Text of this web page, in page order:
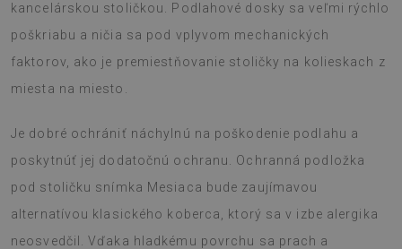
kancelárskou stoličkou. Podlahové dosky sa veľmi rýchlo
poškriabu a ničia sa pod vplyvom mechanických
faktorov, ako je premiestňovanie stoličky na kolieskach z
miesta na miesto.
Je dobré ochrániť náchylnú na poškodenie podlahu a
poskytnúť jej dodatočnú ochranu. Ochranná podložka
pod stoličku snímka Mesiaca bude zaujímavou
alternatívou klasického koberca, ktorý sa v izbe alergika
neosvedčil. Vďaka hladkému povrchu sa prach a